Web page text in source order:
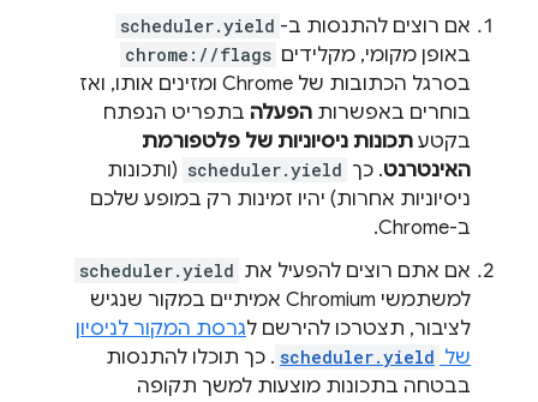
אם רוצים להתנסות ב- scheduler.yield
באופן מקומי, מקלידים chrome://flags
בסרגל הכתובות של Chrome ומזינים אותו, ואז
בוחרים באפשרות הפעלה בתפריט הנפתח
בקטע תכונות ניסיוניות של פלטפורמת
האינטרנט. כך scheduler.yield (ותכונות
ניסיוניות אחרות) יהיו זמינות רק במופע שלכם
ב-Chrome.
אם אתם רוצים להפעיל את scheduler.yield
למשתמשי Chromium אמיתיים במקור שנגיש
לציבור, תצטרכו להירשם לגרסת המקור לניסיון
של scheduler.yield . כך תוכלו להתנסות
בבטחה בתכונות מוצעות למשך תקופה